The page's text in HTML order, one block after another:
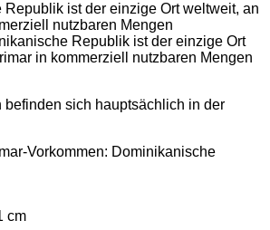
ist der einzige Ort weltweit, an
nutzbaren Mengen
Republik ist der einzige Ort
in kommerziell nutzbaren Mengen
befinden sich hauptsächlich in der
Vorkommen: Dominikanische
cm